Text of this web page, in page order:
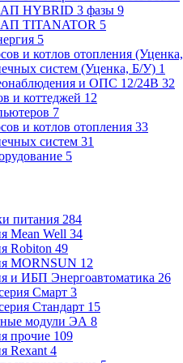
HYBRID 3 фазы 9
TITANATOR 5
5
и котлов отопления
систем (Уценка, Б/У) 1
и ОПС 12/24В 32
и коттеджей 12
7
и котлов отопления 33
систем 31
5
питания 284
Mean Well 34
Robiton 49
MORNSUN 12
и ИБП Энергоавтоматика 26
Смарт 3
Стандарт 15
модули ЭА 8
прочие 109
Rexant 4